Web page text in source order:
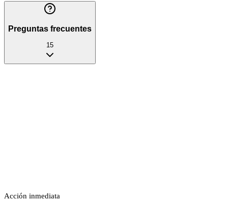
Preguntas frecuentes
15
Acción inmediata